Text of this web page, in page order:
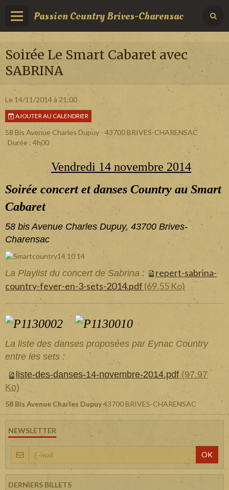
Passion Country Brives-Charensac
Soirée Le Smart Cabaret avec
SABRINA
Le 14/11/2014à 21:00
AJOUTER AU CALENDRIER
58 Bis Avenue Charles Dupuy - 43700 BRIVES-CHARENSAC
Durée : 4h00
Vendredi 14 novembre 2014
Soirée concert et danses Country au Smart
Cabaret
58 bis Avenue Charles Dupuy, 43700 Brives-
Charensac
La Playlist du concert de Sabrina :
repert-sabrina-
country-fever-en-3-sets-2014.pdf (69.55 Ko)
La liste des danses proposées par Eynac Country
entre les sets :
liste-des-danses-14-novembre-2014.pdf (97.97
Ko)
58 Bis Avenue Charles Dupuy43700 BRIVES-CHARENSAC
NEWSLETTER
OK
DERNIERS BILLETS